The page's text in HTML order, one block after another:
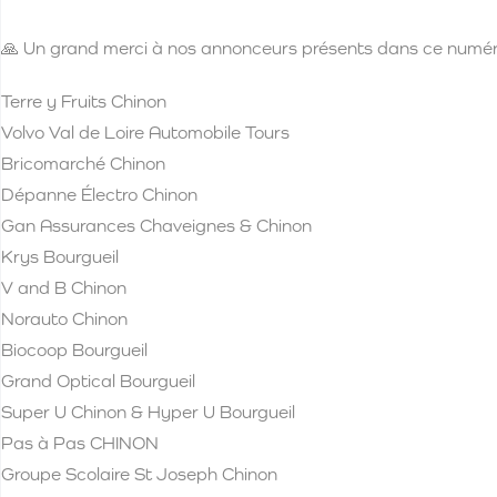
🙏 Un grand merci à nos annonceurs présents dans ce
Terre y Fruits Chinon
Volvo Val de Loire Automobile Tours
Bricomarché Chinon
Dépanne Électro Chinon
Gan Assurances Chaveignes & Chinon
Krys Bourgueil
V and B Chinon
Norauto Chinon
Biocoop Bourgueil
Grand Optical Bourgueil
Super U Chinon & Hyper U Bourgueil
Pas à Pas CHINON
Groupe Scolaire St Joseph Chinon